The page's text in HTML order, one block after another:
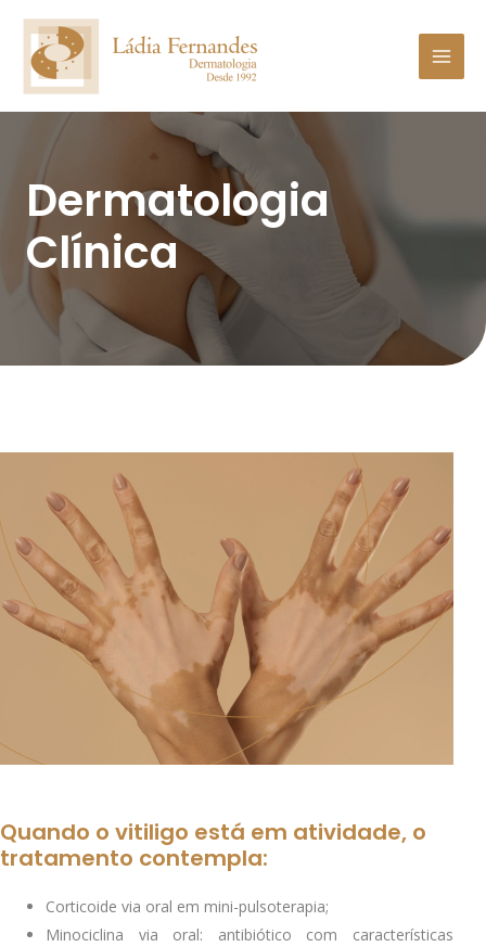
Dermatologia
Clínica
Quando o vitiligo está em atividade, o
tratamento contempla:
Corticoide via oral em mini-pulsoterapia;
Minociclina via oral: antibiótico com características